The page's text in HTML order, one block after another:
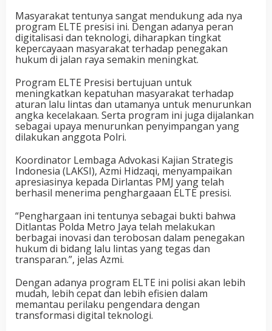
Masyarakat tentunya sangat mendukung ada nya
program ELTE presisi ini. Dengan adanya peran
digitalisasi dan teknologi, diharapkan tingkat
kepercayaan masyarakat terhadap penegakan
hukum di jalan raya semakin meningkat.
Program ELTE Presisi bertujuan untuk
meningkatkan kepatuhan masyarakat terhadap
aturan lalu lintas dan utamanya untuk menurunkan
angka kecelakaan. Serta program ini juga dijalankan
sebagai upaya menurunkan penyimpangan yang
dilakukan anggota Polri.
Koordinator Lembaga Advokasi Kajian Strategis
Indonesia (LAKSI), Azmi Hidzaqi, menyampaikan
apresiasinya kepada Dirlantas PMJ yang telah
berhasil menerima penghargaaan ELTE presisi.
“Penghargaan ini tentunya sebagai bukti bahwa
Ditlantas Polda Metro Jaya telah melakukan
berbagai inovasi dan terobosan dalam penegakan
hukum di bidang lalu lintas yang tegas dan
transparan.”, jelas Azmi.
Dengan adanya program ELTE ini polisi akan lebih
mudah, lebih cepat dan lebih efisien dalam
memantau perilaku pengendara dengan
transformasi digital teknologi.